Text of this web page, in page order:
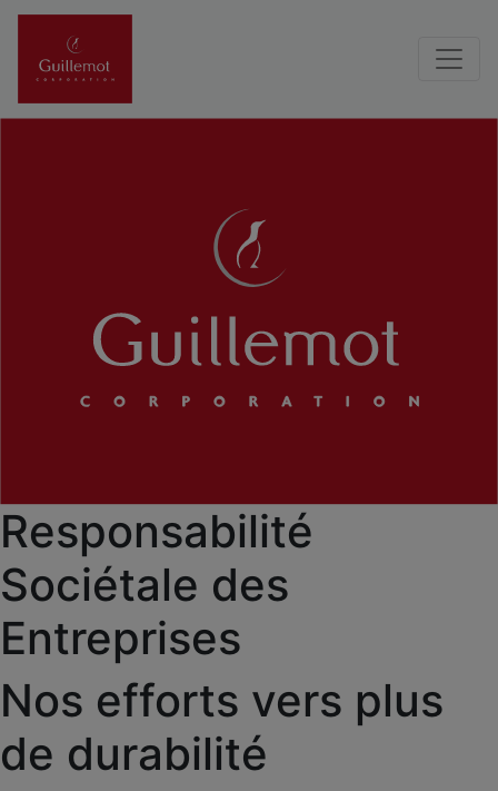
Responsabilité
Sociétale des
Entreprises
Nos efforts vers plus
de durabilité